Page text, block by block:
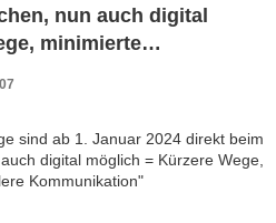
nun auch digital
minimierte